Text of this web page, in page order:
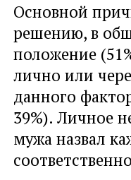
Основной
решению, в
положение
лично или
данного
39%). Личное
мужа назвал